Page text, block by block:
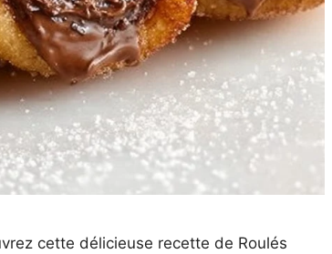
cette délicieuse recette de Roulés